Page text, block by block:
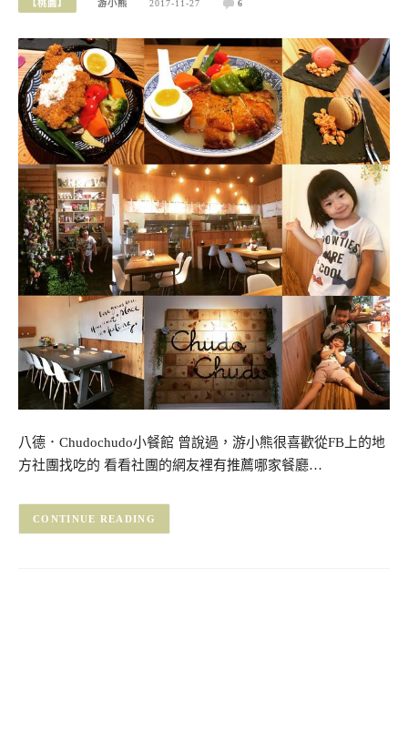
【桃園】 游小熊 2017-11-27 6
八德．Chudochudo小餐館 曾說過，游小熊很喜歡從FB上的地
方社團找吃的 看看社團的網友裡有推薦哪家餐廳…
CONTINUE READING